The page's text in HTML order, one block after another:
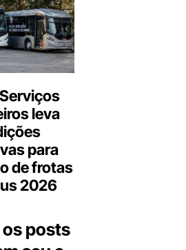
leva
para
de frotas
2026
posts